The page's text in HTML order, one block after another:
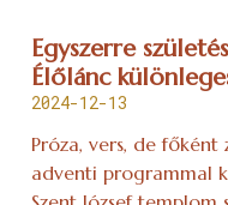
Egyszerre
Élőlánc
2024-12-13
Próza, vers, de főként
adventi programmal